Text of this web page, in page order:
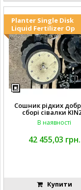
Planter Single Disk
Liquid Fertilizer Op
Сошник рідких
сборі сівалки
В наявності
42 455,03 грн.
Купити